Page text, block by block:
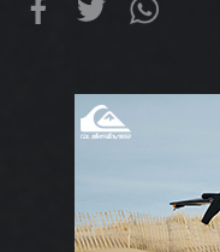
FacebookTwitter